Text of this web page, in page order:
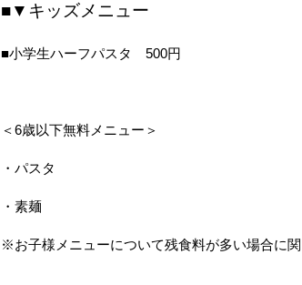
■▼キッズメニュー
■小学生ハーフパスタ 500円
＜6歳以下無料メニュー＞
・パスタ
・素麺
※お子様メニューについて残食料が多い場合に